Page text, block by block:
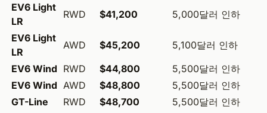
EV6 Light
LR
RWD $41,200
5,000달러 인하
EV6 Light
LR
AWD $45,200
5,100달러 인하
EV6 Wind RWD $44,800
5,500달러 인하
EV6 Wind AWD $48,800
5,500달러 인하
GT-Line
RWD $48,700
5,500달러 인하